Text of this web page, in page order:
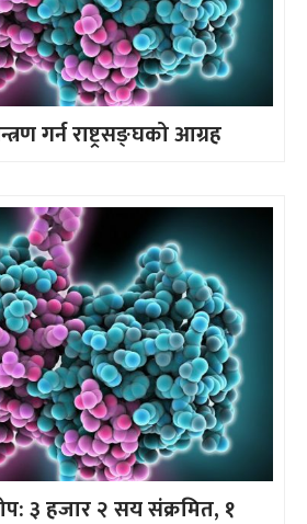
गर्न राष्ट्रसङ्घको आग्रह
३ हजार २ सय संक्रमित, १